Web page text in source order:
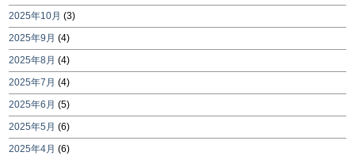
2025年10月 (3)
2025年9月 (4)
2025年8月 (4)
2025年7月 (4)
2025年6月 (5)
2025年5月 (6)
2025年4月 (6)